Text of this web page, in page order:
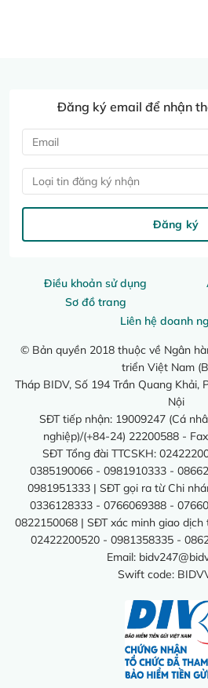
Điều khoản sử dụng
Sơ đồ trang
Liên hệ doanh
© Bản quyền 2018 thuộc về Ngân
triển Việt Nam
Tháp BIDV, Số 194 Trần Quang Khải,
Nội
SĐT tiếp nhận: 19009247 (Cá
nghiệp)/(+84-24) 22200588 -
SĐT Tổng đài TTCSKH:
0385190066 - 0981910333 -
0981951333 | SĐT gọi ra từ Chi
0336128333 - 0766069388 -
0822150068 | SĐT xác minh giao
02422200520 - 0981358335 -
Email:
Swift code:
Đăng ký email để nhận
Loại tin đăng ký nhận
Đăng ký